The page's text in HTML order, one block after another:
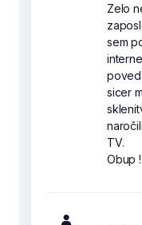
Zelo
sem
sicer
TV.
Obup !